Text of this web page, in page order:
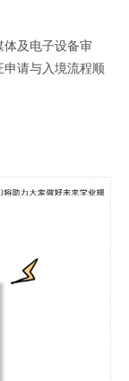
体及电子设备审
申请与入境流程顺